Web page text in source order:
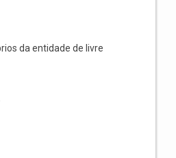
da entidade de livre